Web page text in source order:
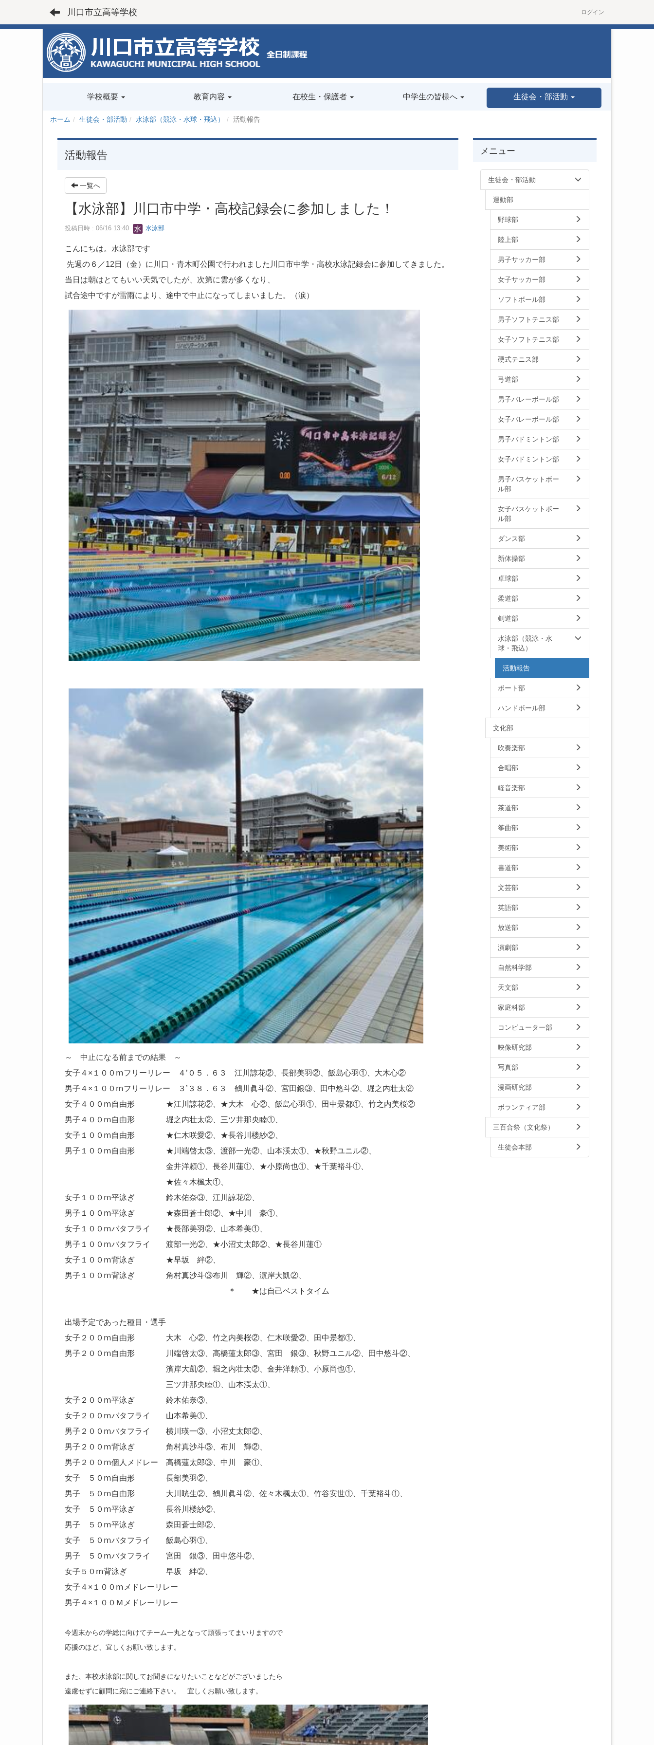
川口市立高等学校 ログイン
学校概要 教育内容 在校生・保護者 中学生の皆様へ 生徒会・部活動
ホーム 生徒会・部活動 水泳部（競泳・水球・飛込） 活動報告
活動報告
一覧へ
【水泳部】川口市中学・高校記録会に参加しました！
投稿日時 : 06/16 13:40 水泳部
こんにちは。水泳部です
先週の６／12日（金）に川口・青木町公園で行われました 川口市中学・高校水泳記録会に参加してきました。
当日は朝はとてもいい天気でしたが、次第に雲が多くなり、
試合途中ですが雷雨により、途中で中止になってしまいました。（涙）
～ 中止になる前までの結果 ～
女子４×１００ⅿフリーリレー ４’０５．６３ 江川諒花②、長部美羽②、飯島心羽①、大木心②
男子４×１００ⅿフリーリレー ３’３８．６３ 鶴川眞斗②、宮田銀③、田中悠斗②、堀之内壮太②
女子４００ⅿ自由形 ★江川諒花②、★大木 心②、飯島心羽①、田中景都①、竹之内美桜②
男子４００ⅿ自由形 堀之内壮太②、三ツ井那央睦①、
女子１００ⅿ自由形 ★仁木咲愛②、★長谷川楼紗②、
男子１００ⅿ自由形 ★川端啓太③、渡部一光②、山本渓太①、★秋野ユニル②、
金井洋頼①、 長谷川蓮①、★小原尚也①、★千葉裕斗①、
★佐々木楓太①、
女子１００ⅿ平泳ぎ 鈴木佑奈③、江川諒花②、
男子１００ⅿ平泳ぎ ★森田蒼士郎②、★中川 豪①、
女子１００ⅿバタフライ ★長部美羽②、山本希美①、
男子１００ⅿバタフライ 渡部一光②、★小沼丈太郎②、★長谷川蓮①
女子１００ⅿ背泳ぎ ★早坂 絆②、
男子１００ⅿ背泳ぎ 角村真沙斗③布川 輝②、濵岸大凱②、
＊ ★は自己ベストタイム
出場予定であった種目・選手
女子２００ⅿ自由形 大木 心②、竹之内美桜②、仁木咲愛②、田中景都①、
男子２００ⅿ自由形 川端啓太③、高橋蓮太郎③、宮田 銀③、秋野ユニル②、田中悠斗②、
濱岸大凱②、 堀之内壮太②、金井洋頼①、小原尚也①、
三ツ井那央睦①、山本渓太①、
女子２００ⅿ平泳ぎ 鈴木佑奈③、
女子２００ⅿバタフライ 山本希美①、
男子２００ⅿバタフライ 横川瑛一③、小沼丈太郎②、
男子２００ⅿ背泳ぎ 角村真沙斗③、布川 輝②、
男子２００ⅿ個人メドレー 高橋蓮太郎③、中川 豪①、
女子 ５０ⅿ自由形 長部美羽②、
男子 ５０ⅿ自由形 大川晄生②、鶴川眞斗②、佐々木楓太①、竹谷安世①、千葉裕斗①、
女子 ５０ⅿ平泳ぎ 長谷川楼紗②、
男子 ５０ⅿ平泳ぎ 森田蒼士郎②、
女子 ５０ⅿバタフライ 飯島心羽①、
男子 ５０ⅿバタフライ 宮田 銀③、田中悠斗②、
女子５０ⅿ背泳ぎ 早坂 絆②、
女子４×１００ⅿメドレーリレー
男子４×１００Ｍメドレーリレー
今週末からの学総に向けてチーム一丸となって頑張ってまいりますので
応援のほど、宜しくお願い致します。
また、本校水泳部に関してお聞きになりたいことなどがございましたら
遠慮せずに顧問に宛にご連絡下さい。 宜しくお願い致します。
メニュー
生徒会・部活動
運動部
野球部
陸上部
男子サッカー部
女子サッカー部
ソフトボール部
男子ソフトテニス部
女子ソフトテニス部
硬式テニス部
弓道部
男子バレーボール部
女子バレーボール部
男子バドミントン部
女子バドミントン部
男子バスケットボー
ル部
女子バスケットボー
ル部
ダンス部
新体操部
卓球部
柔道部
剣道部
水泳部（競泳・水
球・飛込）
活動報告
ボート部
ハンドボール部
文化部
吹奏楽部
合唱部
軽音楽部
茶道部
筝曲部
美術部
書道部
文芸部
英語部
放送部
演劇部
自然科学部
天文部
家庭科部
コンピューター部
映像研究部
写真部
漫画研究部
ボランティア部
三百合祭（文化祭）
生徒会本部